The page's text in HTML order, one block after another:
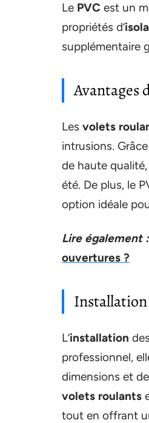
Le PVC est un
propriétés d’
supplémentaire
Avantages
Les volets
intrusions.
de haute
été. De plus, le
option idéale
Lire également :
ouvertures ?
Installation
L’installation des
professionnel,
dimensions et
volets roulants
tout en offrant